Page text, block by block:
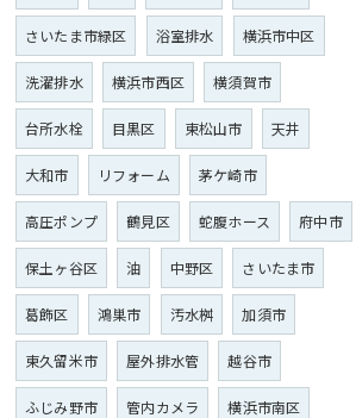
さいたま市緑区 浴室排水 横浜市中区
洗濯排水 横浜市西区 横須賀市
台所水栓 目黒区 東松山市 天井
大和市 リフォーム 茅ケ崎市
高圧ポンプ 鶴見区 蛇腹ホース 府中市
保土ヶ谷区 油 中野区 さいたま市
葛飾区 鴻巣市 汚水桝 加須市
東久留米市 屋外排水管 越谷市
ふじみ野市 管内カメラ 横浜市南区